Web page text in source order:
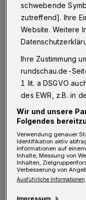
„Nur durch
Gemeinsinn
in Wuppertal zu
wir die Zukunft
gestalten.“
nichts
Wie sieht aber
schwebende
zutreffend]. Ihre
Website. Weitere
Ihre Zustimmung
rundschau.de-
1 lit. a DSGVO
des EWR, z.B. in
Wir und unsere
Folgendes
Verwendung genauer
Identifikation aktiv
Informationen auf
Inhalte, Messung von
Inhalten,
Verbesserung von
Ausführliche Informationen
Impressum